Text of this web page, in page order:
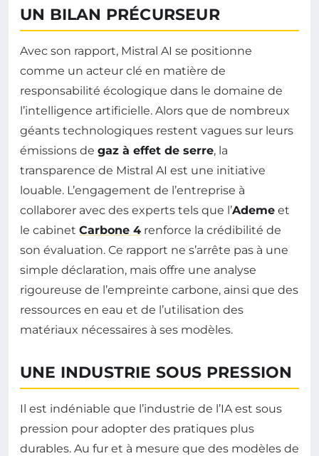
UN BILAN PRÉCURSEUR
Avec son rapport, Mistral AI se positionne
comme un acteur clé en matière de
responsabilité écologique dans le domaine de
l’intelligence artificielle. Alors que de nombreux
géants technologiques restent vagues sur leurs
émissions de gaz à effet de serre, la
transparence de Mistral AI est une initiative
louable. L’engagement de l’entreprise à
collaborer avec des experts tels que l’Ademe et
le cabinet Carbone 4 renforce la crédibilité de
son évaluation. Ce rapport ne s’arrête pas à une
simple déclaration, mais offre une analyse
rigoureuse de l’empreinte carbone, ainsi que des
ressources en eau et de l’utilisation des
matériaux nécessaires à ses modèles.
UNE INDUSTRIE SOUS PRESSION
Il est indéniable que l’industrie de l’IA est sous
pression pour adopter des pratiques plus
durables. Au fur et à mesure que des modèles de